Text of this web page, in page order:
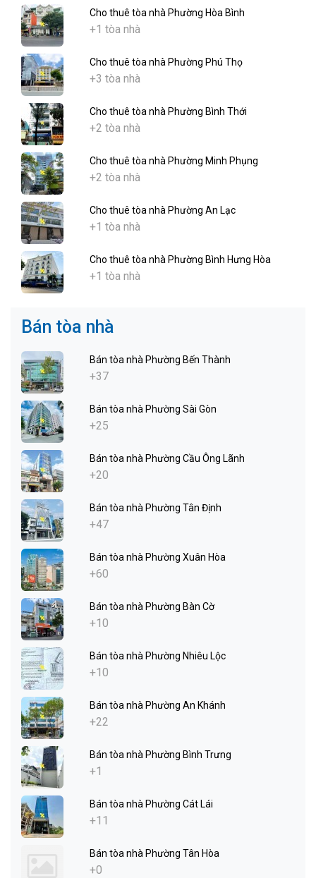
Cho thuê tòa nhà Phường Hòa Bình
+1 tòa nhà
Cho thuê tòa nhà Phường Phú Thọ
+3 tòa nhà
Cho thuê tòa nhà Phường Bình Thới
+2 tòa nhà
Cho thuê tòa nhà Phường Minh Phụng
+2 tòa nhà
Cho thuê tòa nhà Phường An Lạc
+1 tòa nhà
Cho thuê tòa nhà Phường Bình Hưng Hòa
+1 tòa nhà
Bán tòa nhà
Bán tòa nhà Phường Bến Thành
+37
Bán tòa nhà Phường Sài Gòn
+25
Bán tòa nhà Phường Cầu Ông Lãnh
+20
Bán tòa nhà Phường Tân Định
+47
Bán tòa nhà Phường Xuân Hòa
+60
Bán tòa nhà Phường Bàn Cờ
+10
Bán tòa nhà Phường Nhiêu Lộc
+10
Bán tòa nhà Phường An Khánh
+22
Bán tòa nhà Phường Bình Trưng
+1
Bán tòa nhà Phường Cát Lái
+11
Bán tòa nhà Phường Tân Hòa
+0